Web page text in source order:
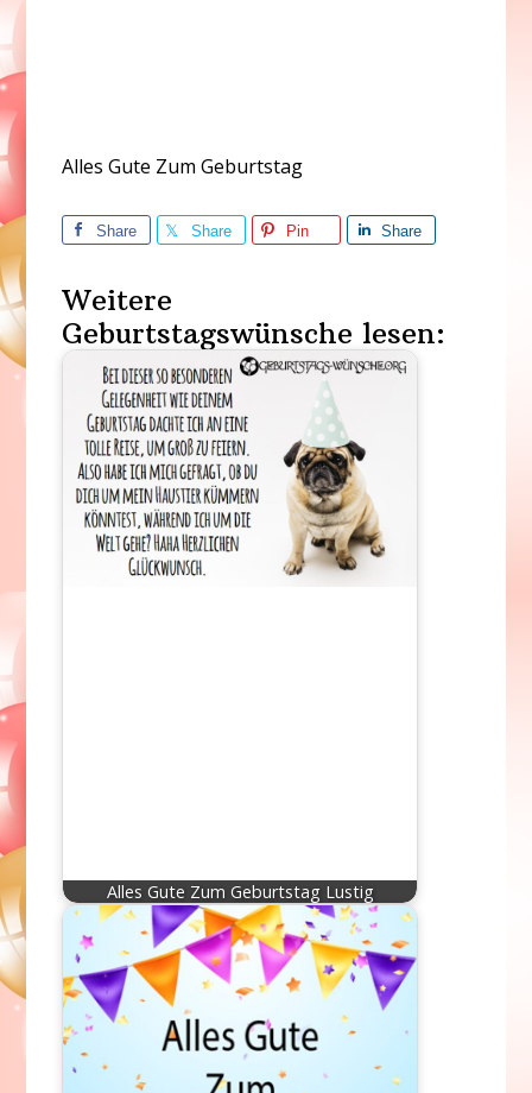
Alles Gute Zum Geburtstag
Share Share Pin Share
Weitere
Geburtstagswünsche lesen:
Alles Gute Zum Geburtstag Lustig